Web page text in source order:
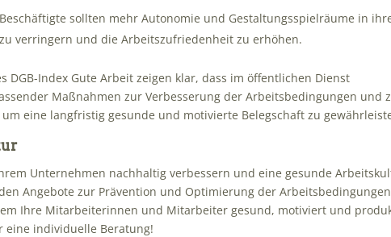
sollten mehr Autonomie und Gestaltungsspielräume in
verringern und die Arbeitszufriedenheit zu erhöhen.
DGB-Index Gute Arbeit zeigen klar, dass im öffentlichen Dienst
Maßnahmen zur Verbesserung der Arbeitsbedingungen und
eine langfristig gesunde und motivierte Belegschaft zu
Unternehmen nachhaltig verbessern und eine gesunde
Angebote zur Prävention und Optimierung der
Ihre Mitarbeiterinnen und Mitarbeiter gesund, motiviert und
eine individuelle Beratung!